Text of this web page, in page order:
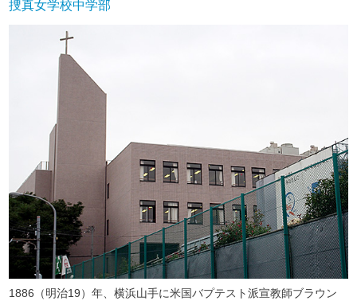
捜真女学校中学部
1886（明治19）年、横浜山手に米国バプテスト派宣教師ブラウン